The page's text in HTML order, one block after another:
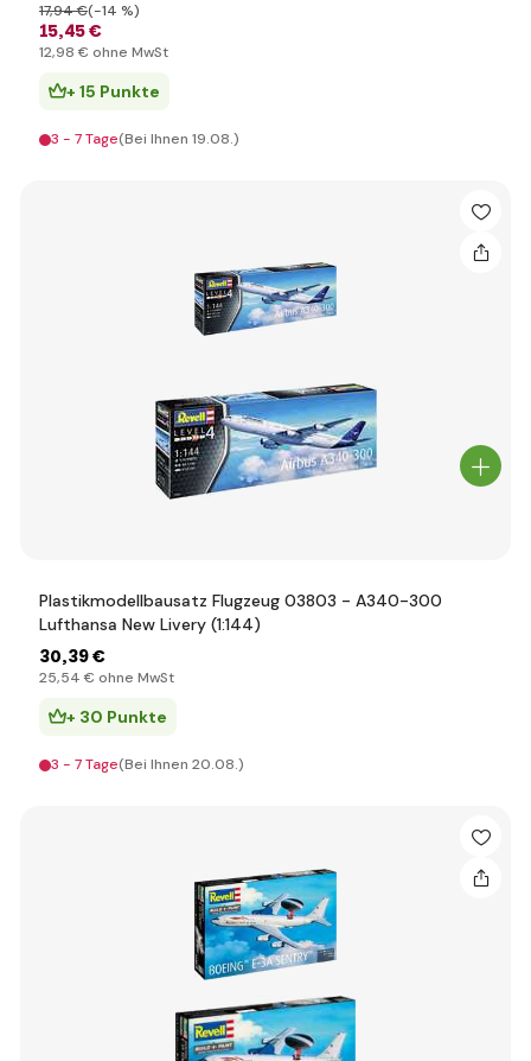
15,45 €
17,94 €(-14 %)
12,98 € ohne MwSt
+ 15 Punkte
3 - 7 Tage(Bei Ihnen 19.08.)
Plastikmodellbausatz Flugzeug 03803 - A340-300
Lufthansa New Livery (1:144)
30,39 €
25,54 € ohne MwSt
+ 30 Punkte
3 - 7 Tage(Bei Ihnen 20.08.)